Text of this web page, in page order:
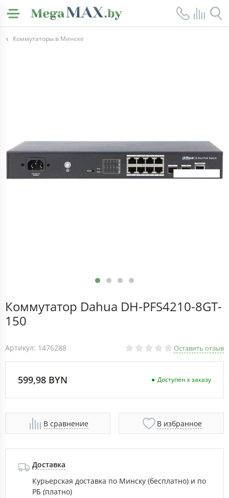
Коммутаторы в Минске
Коммутатор Dahua DH-PFS4210-8GT-
150
Артикул: 1476288 Оставить отзыв
599,98 BYN Доступен к заказу
В сравнение В избранное
Доставка
Курьерская доставка по Минску (бесплатно) и по
РБ (платно)